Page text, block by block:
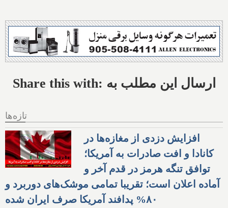
Share this with: ارسال این مطلب به
تازه‌ها
افزایش دزدی از مغازه‌ها در
کانادا و افت صادرات به آمریکا؛
توافق تنگه هرمز در قدم آخر و
آماده اعلان است؛ تقریبا تمامی موشک‌های دوربرد و
۸۰% پدافند آمریکا صرف ایران شده